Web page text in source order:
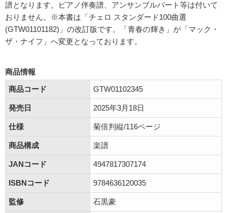
譜となります。ピアノ伴奏譜、アンサンブルパート等は付いて
おりません。※本書は「チェロ スタンダード100曲選
(GTW01101182)」の改訂版です。「青春の輝き」が「マック・
ザ・ナイフ」へ変更となっております。
商品情報
商品コード
GTW01102345
発売日 2025年3月18日
仕様 菊倍判縦/116ページ
商品構成 楽譜
JANコード 4947817307174
ISBNコード 9784636120035
監修 石黒豪